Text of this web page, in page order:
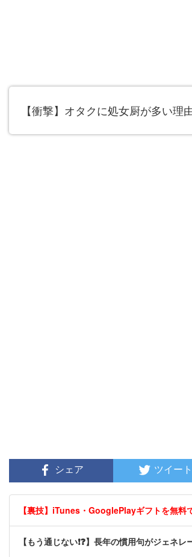
【衝撃】オタクに処女厨が多い理
シェア ツイート
【裏技】iTunes・GooglePlayギフトを無
【もう通じない❗❓】長年の慣用句がジェネ